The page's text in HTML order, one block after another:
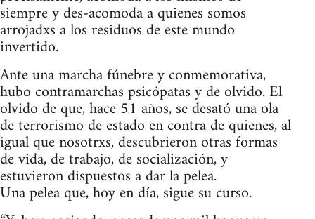
siempre y des-acomoda a quienes somos
arrojadxs a los residuos de este mundo
invertido.
Ante una marcha fúnebre y conmemorativa,
hubo contramarchas psicópatas y de olvido. El
olvido de que, hace 51 años, se desató una ola
de terrorismo de estado en contra de quienes, al
igual que nosotrxs, descubrieron otras formas
de vida, de trabajo, de socialización, y
estuvieron dispuestos a dar la pelea.
Una pelea que, hoy en día, sigue su curso.